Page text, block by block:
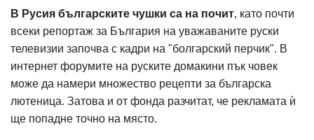
В Русия българските чушки са на почит, като почти
всеки репортаж за България на уважаваните руски
телевизии започва с кадри на "болгарский перчик". В
интернет форумите на руските домакини пък човек
може да намери множество рецепти за българска
лютеница. Затова и от фонда разчитат, че рекламата ѝ
ще попадне точно на място.